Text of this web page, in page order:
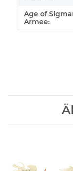
Age of
Armee: